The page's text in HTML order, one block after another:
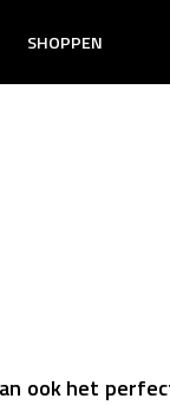
SHOPPEN
ook het